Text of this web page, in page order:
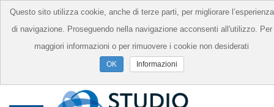
Questo sito utilizza cookie, anche di terze parti, per migliorare l’esperienza
di navigazione. Proseguendo nella navigazione acconsenti all'utilizzo. Per
maggiori informazioni o per rimuovere i cookie non desiderati
Informazioni